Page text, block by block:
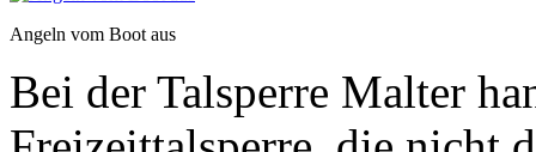
Angeln vom Boot aus
Bei der Talsperre Malter